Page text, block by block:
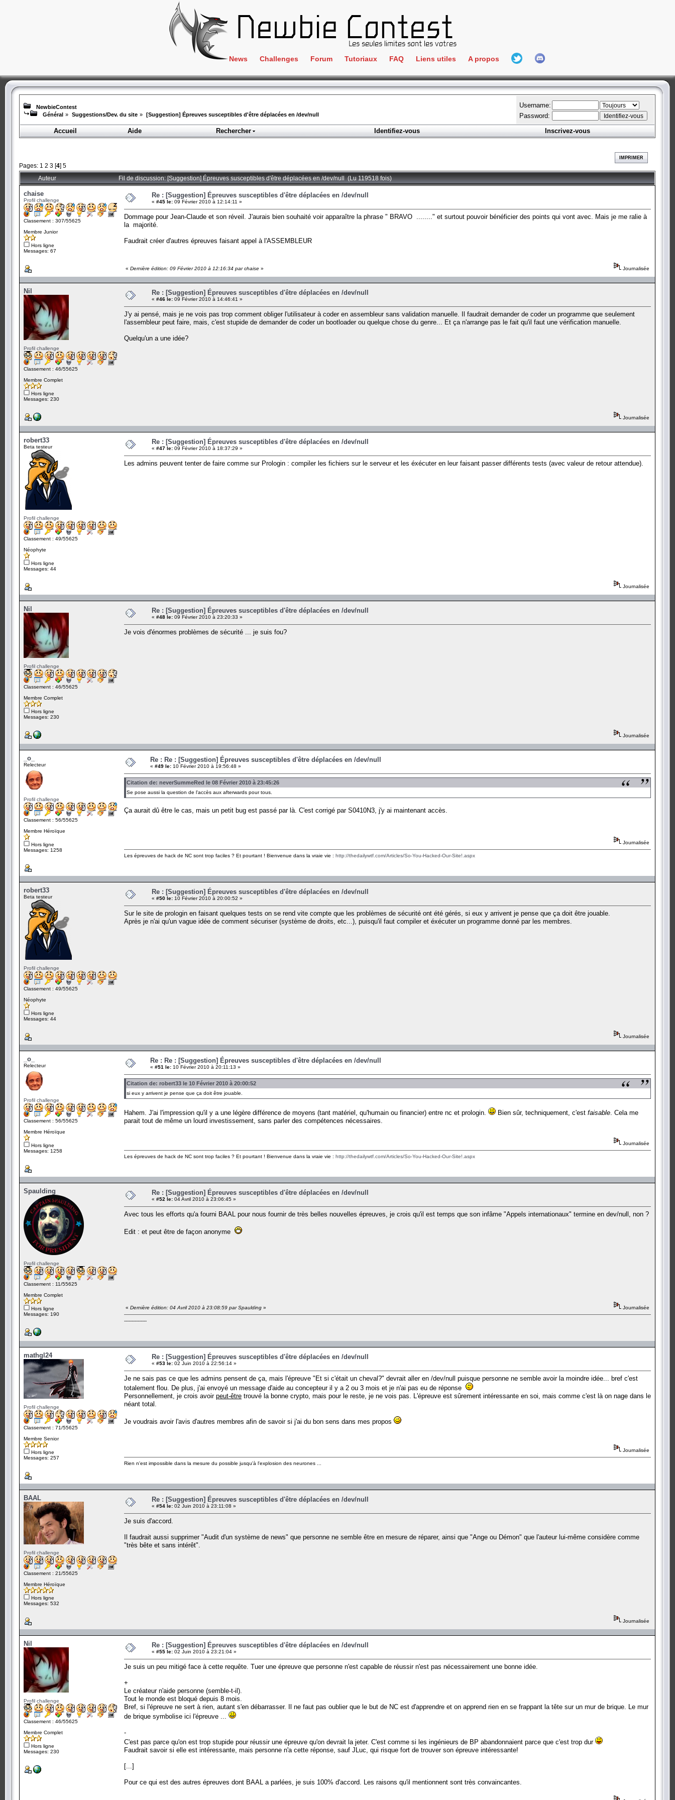
News Challenges
Crackme
ClientSide
Forensics
Programmation
Stéganographie
Wargame
Forum Tutoriaux FAQ Liens utiles
IRC
Newbie Connect
Partenaires
Goodies
L'incubateur
A propos
L'équipe
Hall Of Fame
NewbieContest
Général » Suggestions/Dev. du site » [Suggestion] Épreuves susceptibles d'être déplacées en /dev/null
Username:
Password:
Accueil
Aide Rechercher Identifiez-vous Inscrivez-vous
Pages: 1 2 3 [4] 5
IMPRIMER
Auteur Fil de discussion: [Suggestion] Épreuves susceptibles d'être déplacées en /dev/null (Lu 119518 fois)
chaise
Profil challenge
Classement : 307/55625
Membre Junior
Hors ligne
Messages: 67
Re : [Suggestion] Épreuves susceptibles d'être déplacées en /dev/null
« #45 le: 09 Février 2010 à 12:14:11 »
Dommage pour Jean-Claude et son réveil. J'aurais bien souhaité voir apparaître la phrase " BRAVO ........" et surtout pouvoir bénéficier des points qui vont avec. Mais je me ralie à
la majorité.
Faudrait créer d'autres épreuves faisant appel à l'ASSEMBLEUR
« Dernière édition: 09 Février 2010 à 12:16:34 par chaise » Journalisée
Nil
Profil challenge
Classement : 46/55625
Membre Complet
Hors ligne
Messages: 230
Re : [Suggestion] Épreuves susceptibles d'être déplacées en /dev/null
« #46 le: 09 Février 2010 à 14:46:41 »
J'y ai pensé, mais je ne vois pas trop comment obliger l'utilisateur à coder en assembleur sans validation manuelle. Il faudrait demander de coder un programme que seulement
l'assembleur peut faire, mais, c'est stupide de demander de coder un bootloader ou quelque chose du genre... Et ça n'arrange pas le fait qu'il faut une vérification manuelle.
Quelqu'un a une idée?
Journalisée
robert33
Beta testeur
Profil challenge
Classement : 49/55625
Néophyte
Hors ligne
Messages: 44
Re : [Suggestion] Épreuves susceptibles d'être déplacées en /dev/null
« #47 le: 09 Février 2010 à 18:37:29 »
Les admins peuvent tenter de faire comme sur Prologin : compiler les fichiers sur le serveur et les éxécuter en leur faisant passer différents tests (avec valeur de retour attendue).
Journalisée
Nil
Profil challenge
Classement : 46/55625
Membre Complet
Hors ligne
Messages: 230
Re : [Suggestion] Épreuves susceptibles d'être déplacées en /dev/null
« #48 le: 09 Février 2010 à 23:20:33 »
Je vois d'énormes problèmes de sécurité ... je suis fou?
Journalisée
_o_
Relecteur
Profil challenge
Classement : 56/55625
Membre Héroïque
Hors ligne
Messages: 1258
Re : Re : [Suggestion] Épreuves susceptibles d'être déplacées en /dev/null
« #49 le: 10 Février 2010 à 19:56:48 »
Citation de: neverSummeRed le 08 Février 2010 à 23:45:26
Se pose aussi la question de l'accès aux afterwards pour tous.
Ça aurait dû être le cas, mais un petit bug est passé par là. C'est corrigé par S0410N3, j'y ai maintenant accès.
Journalisée
Les épreuves de hack de NC sont trop faciles ? Et pourtant ! Bienvenue dans la vraie vie : http://thedailywtf.com/Articles/So-You-Hacked-Our-Site!.aspx
robert33
Beta testeur
Profil challenge
Classement : 49/55625
Néophyte
Hors ligne
Messages: 44
Re : [Suggestion] Épreuves susceptibles d'être déplacées en /dev/null
« #50 le: 10 Février 2010 à 20:00:52 »
Sur le site de prologin en faisant quelques tests on se rend vite compte que les problèmes de sécurité ont été gérés, si eux y arrivent je pense que ça doit être jouable.
Après je n'ai qu'un vague idée de comment sécuriser (système de droits, etc...), puisqu'il faut compiler et éxécuter un programme donné par les membres.
Journalisée
_o_
Relecteur
Profil challenge
Classement : 56/55625
Membre Héroïque
Hors ligne
Messages: 1258
Re : Re : [Suggestion] Épreuves susceptibles d'être déplacées en /dev/null
« #51 le: 10 Février 2010 à 20:11:13 »
Citation de: robert33 le 10 Février 2010 à 20:00:52
si eux y arrivent je pense que ça doit être jouable.
Hahem. J'ai l'impression qu'il y a une légère différence de moyens (tant matériel, qu'humain ou financier) entre nc et prologin. Bien sûr, techniquement, c'est faisable . Cela me
parait tout de même un lourd investissement, sans parler des compétences nécessaires.
Journalisée
Les épreuves de hack de NC sont trop faciles ? Et pourtant ! Bienvenue dans la vraie vie : http://thedailywtf.com/Articles/So-You-Hacked-Our-Site!.aspx
Spaulding
Profil challenge
Classement : 11/55625
Membre Complet
Hors ligne
Messages: 190
Re : [Suggestion] Épreuves susceptibles d'être déplacées en /dev/null
« #52 le: 04 Avril 2010 à 23:06:45 »
Avec tous les efforts qu'a fourni BAAL pour nous fournir de très belles nouvelles épreuves, je crois qu'il est temps que son infâme "Appels internationaux" termine en dev/null, non ?
Edit : et peut être de façon anonyme
« Dernière édition: 04 Avril 2010 à 23:08:59 par Spaulding » Journalisée
---------------
mathgl24
Profil challenge
Classement : 71/55625
Membre Senior
Hors ligne
Messages: 257
Re : [Suggestion] Épreuves susceptibles d'être déplacées en /dev/null
« #53 le: 02 Juin 2010 à 22:56:14 »
Je ne sais pas ce que les admins pensent de ça, mais l'épreuve "Et si c'était un cheval?" devrait aller en /dev/null puisque personne ne semble avoir la moindre idée... bref c'est
totalement flou. De plus, j'ai envoyé un message d'aide au concepteur il y a 2 ou 3 mois et je n'ai pas eu de réponse
Personnellement, je crois avoir peut-être trouvé la bonne crypto, mais pour le reste, je ne vois pas. L'épreuve est sûrement intéressante en soi, mais comme c'est là on nage dans le
néant total.
Je voudrais avoir l'avis d'autres membres afin de savoir si j'ai du bon sens dans mes propos
Journalisée
Rien n'est impossible dans la mesure du possible jusqu'à l'explosion des neurones ...
BAAL
Profil challenge
Classement : 21/55625
Membre Héroïque
Hors ligne
Messages: 532
Re : [Suggestion] Épreuves susceptibles d'être déplacées en /dev/null
« #54 le: 02 Juin 2010 à 23:11:08 »
Je suis d'accord.
Il faudrait aussi supprimer "Audit d'un système de news" que personne ne semble être en mesure de réparer, ainsi que "Ange ou Démon" que l'auteur lui-même considère comme
"très bête et sans intérêt".
Journalisée
Nil
Profil challenge
Classement : 46/55625
Membre Complet
Hors ligne
Messages: 230
Re : [Suggestion] Épreuves susceptibles d'être déplacées en /dev/null
« #55 le: 02 Juin 2010 à 23:21:04 »
Je suis un peu mitigé face à cette requête. Tuer une épreuve que personne n'est capable de réussir n'est pas nécessairement une bonne idée.
+
Le créateur n'aide personne (semble-t-il).
Tout le monde est bloqué depuis 8 mois.
Bref, si l'épreuve ne sert à rien, autant s'en débarrasser. Il ne faut pas oublier que le but de NC est d'apprendre et on apprend rien en se frappant la tête sur un mur de brique. Le mur
de brique symbolise ici l'épreuve ...
-
C'est pas parce qu'on est trop stupide pour réussir une épreuve qu'on devrait la jeter. C'est comme si les ingénieurs de BP abandonnaient parce que c'est trop dur
Faudrait savoir si elle est intéressante, mais personne n'a cette réponse, sauf JLuc, qui risque fort de trouver son épreuve intéressante!
[...]
Pour ce qui est des autres épreuves dont BAAL a parlées, je suis 100% d'accord. Les raisons qu'il mentionnent sont très convaincantes.